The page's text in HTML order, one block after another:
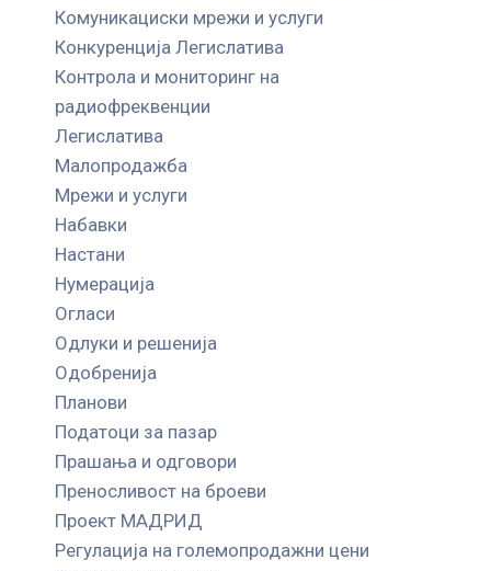
Комуникациски мрежи и услуги
Конкуренција Легислатива
Контрола и мониторинг на
радиофреквенции
Легислатива
Малопродажба
Мрежи и услуги
Набавки
Настани
Нумерација
Огласи
Одлуки и решенија
Одобренија
Планови
Податоци за пазар
Прашања и одговори
Преносливост на броеви
Проект МАДРИД
Регулација на големопродажни цени